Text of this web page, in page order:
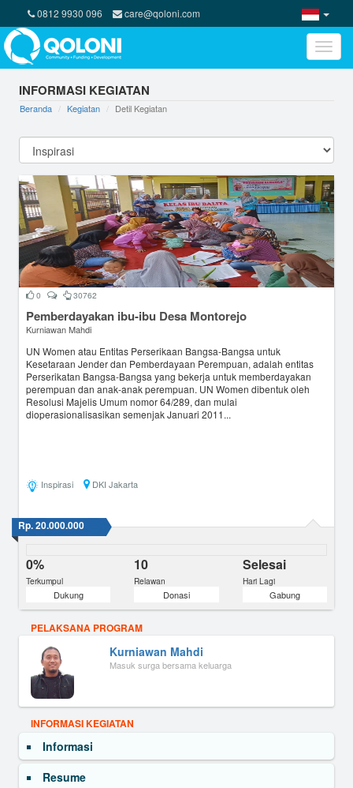
0812 9930 096 care@qoloni.com
Toggle
INFORMASI KEGIATAN
Beranda Kegiatan Detil Kegiatan
0 30762
Pemberdayakan ibu-ibu Desa Montorejo
Kurniawan Mahdi
UN Women atau Entitas Perserikaan Bangsa-Bangsa untuk
Kesetaraan Jender dan Pemberdayaan Perempuan, adalah entitas
Perserikatan Bangsa-Bangsa yang bekerja untuk memberdayakan
perempuan dan anak-anak perempuan. UN Women dibentuk oleh
Resolusi Majelis Umum nomor 64/289, dan mulai
dioperasionalisasikan semenjak Januari 2011...
Inspirasi DKI Jakarta
Rp. 20.000.000
0%
Terkumpul
10
Relawan
Selesai
Hari Lagi
Dukung Donasi Gabung
PELAKSANA PROGRAM
Kurniawan Mahdi
Masuk surga bersama keluarga
INFORMASI KEGIATAN
Informasi
Resume